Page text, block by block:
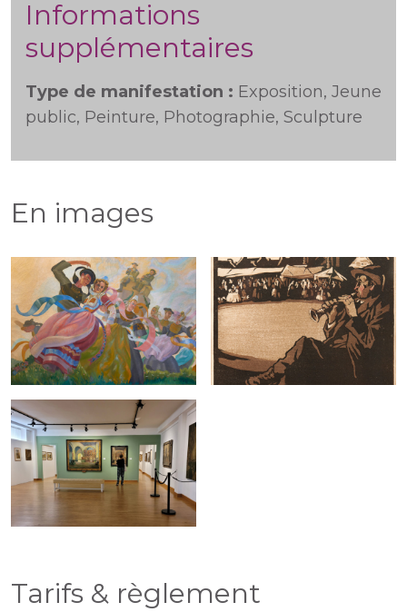
Informations
supplémentaires
Type de manifestation : Exposition, Jeune
public, Peinture, Photographie, Sculpture
En images
Tarifs & règlement